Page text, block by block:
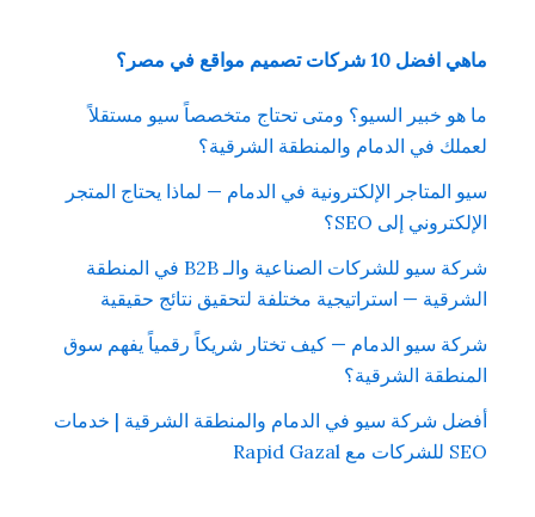
ماهي افضل 10 شركات تصميم مواقع في مصر؟
ما هو خبير السيو؟ ومتى تحتاج متخصصاً سيو مستقلاً
لعملك في الدمام والمنطقة الشرقية؟
سيو المتاجر الإلكترونية في الدمام — لماذا يحتاج المتجر
الإلكتروني إلى SEO؟
شركة سيو للشركات الصناعية والـ B2B في المنطقة
الشرقية — استراتيجية مختلفة لتحقيق نتائج حقيقية
شركة سيو الدمام — كيف تختار شريكاً رقمياً يفهم سوق
المنطقة الشرقية؟
أفضل شركة سيو في الدمام والمنطقة الشرقية | خدمات
SEO للشركات مع Rapid Gazal